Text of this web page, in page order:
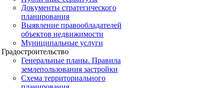
Документы стратегического
планирования
Выявление правообладателей
объектов недвижимости
Муниципальные услуги
Градостроительство
Генеральные планы. Правила
землепользования застройки
Схема территориального